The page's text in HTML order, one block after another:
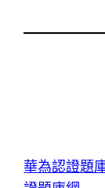
華為認證題